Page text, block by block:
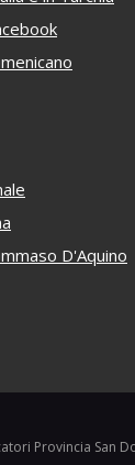
D'Aquino
Provincia San